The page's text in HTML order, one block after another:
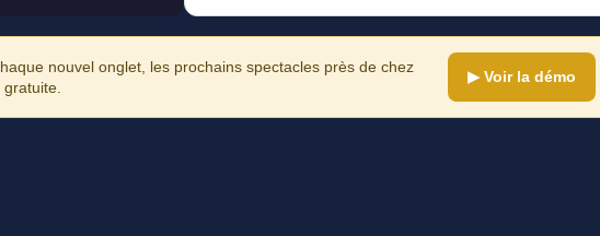
nouvel onglet, les prochains spectacles près de chez
▶ Voir la démo